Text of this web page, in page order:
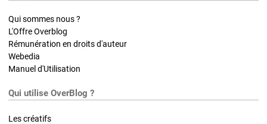
Qui sommes nous ?
L'Offre Overblog
Rémunération en droits d'auteur
Webedia
Manuel d'Utilisation
Qui utilise OverBlog ?
Les créatifs